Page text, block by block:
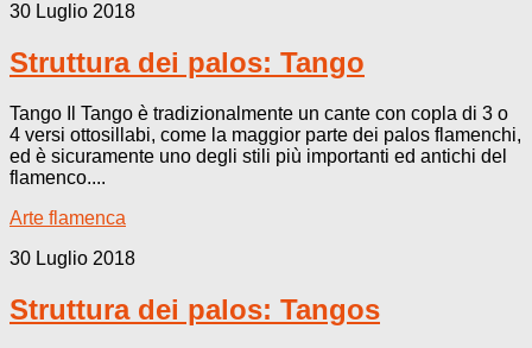
30 Luglio 2018
Struttura dei palos: Tango
Tango Il Tango è tradizionalmente un cante con copla di 3 o
4 versi ottosillabi, come la maggior parte dei palos flamenchi,
ed è sicuramente uno degli stili più importanti ed antichi del
flamenco....
Arte flamenca
30 Luglio 2018
Struttura dei palos: Tangos